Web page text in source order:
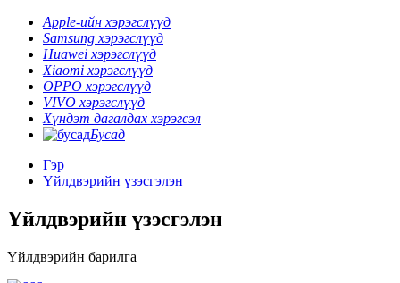
Apple-ийн хэрэгслүүд
Samsung хэрэгслүүд
Huawei хэрэгслүүд
Xiaomi хэрэгслүүд
OPPO хэрэгслүүд
VIVO хэрэгслүүд
Хүндэт дагалдах хэрэгсэл
Бусад
Гэр
Үйлдвэрийн үзэсгэлэн
Үйлдвэрийн үзэсгэлэн
Үйлдвэрийн барилга